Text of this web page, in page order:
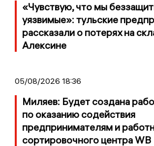
«Чувствую, что мы
уязвимые»: тульские
рассказали о потерях на
Алексине
05/08/2026 18:36
Миляев: Будет создана
по оказанию содействия
предпринимателям и
сортировочного центра WB